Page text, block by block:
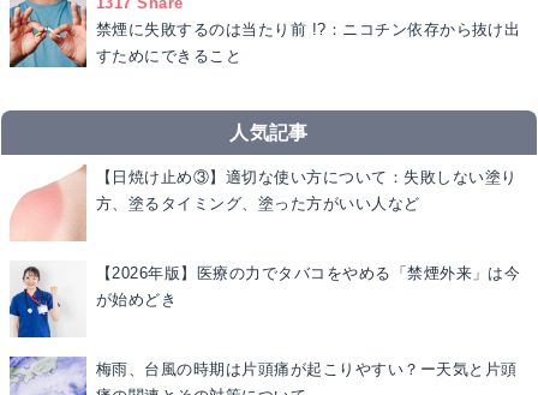
禁煙に失敗するのは当たり前 !?：ニコチン依存から抜け出
すためにできること
人気記事
【日焼け止め③】適切な使い方について：失敗しない塗り
方、塗るタイミング、塗った方がいい人など
【2026年版】医療の力でタバコをやめる「禁煙外来」は今
が始めどき
梅雨、台風の時期は片頭痛が起こりやすい？ー天気と片頭